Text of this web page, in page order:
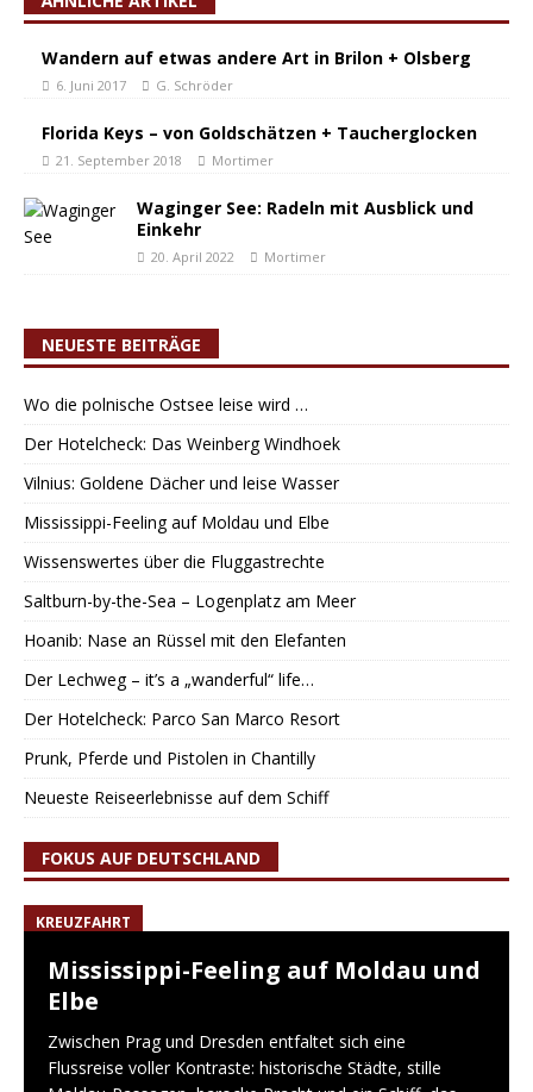
Wandern auf etwas andere Art in Brilon + Olsberg
6. Juni 2017 G. Schröder
Florida Keys – von Goldschätzen + Taucherglocken
21. September 2018 Mortimer
Waginger See: Radeln mit Ausblick und
Einkehr
20. April 2022 Mortimer
NEUESTE BEITRÄGE
Wo die polnische Ostsee leise wird …
Der Hotelcheck: Das Weinberg Windhoek
Vilnius: Goldene Dächer und leise Wasser
Mississippi-Feeling auf Moldau und Elbe
Wissenswertes über die Fluggastrechte
Saltburn-by-the-Sea – Logenplatz am Meer
Hoanib: Nase an Rüssel mit den Elefanten
Der Lechweg – it’s a „wanderful“ life…
Der Hotelcheck: Parco San Marco Resort
Prunk, Pferde und Pistolen in Chantilly
Neueste Reiseerlebnisse auf dem Schiff
FOKUS AUF DEUTSCHLAND
KREUZFAHRT
Mississippi-Feeling auf Moldau und
Elbe
Zwischen Prag und Dresden entfaltet sich eine
Flussreise voller Kontraste: historische Städte, stille